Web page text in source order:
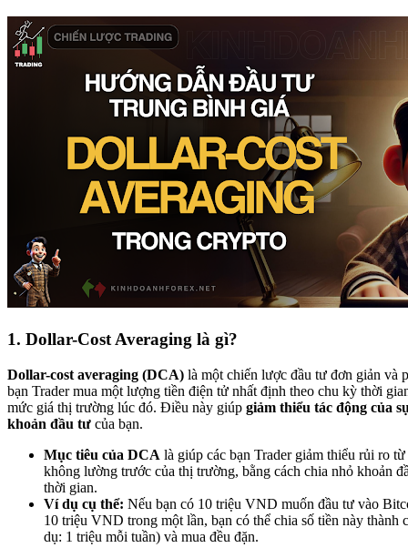
1. Dollar-Cost Averaging là gì?
Dollar-cost averaging (DCA) là một chiến lược đầu tư đơn giản và
bạn Trader mua một lượng tiền điện tử nhất định theo chu kỳ thời
mức giá thị trường lúc đó. Điều này giúp giảm thiểu tác động của
khoản đầu tư của bạn.
Mục tiêu của DCA là giúp các bạn Trader giảm thiểu rủi ro
không lường trước của thị trường, bằng cách chia nhỏ khoản
thời gian.
Ví dụ cụ thể: Nếu bạn có 10 triệu VND muốn đầu tư vào
10 triệu VND trong một lần, bạn có thể chia số tiền này thành
dụ: 1 triệu mỗi tuần) và mua đều đặn.